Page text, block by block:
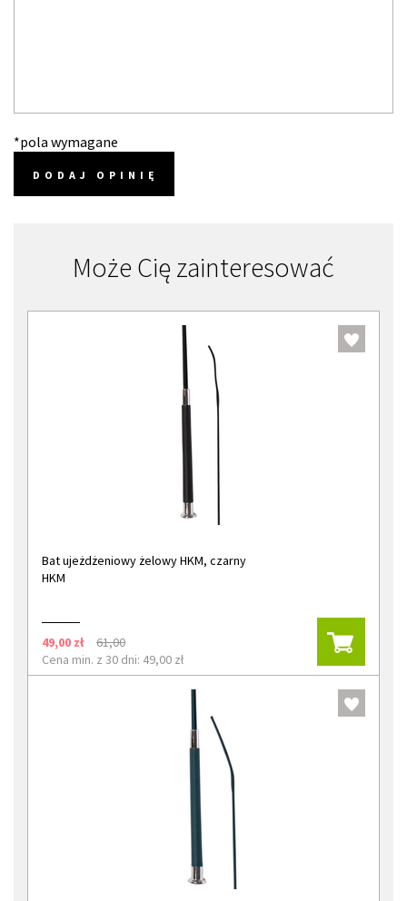
*pola wymagane
DODAJ OPINIĘ
Może Cię zainteresować
Bat ujeżdżeniowy żelowy HKM, czarny
HKM
49,00 zł
61,00
Cena min. z 30 dni: 49,00 zł